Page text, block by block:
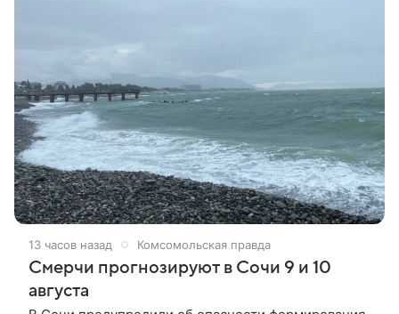
13 часов назад Комсомольская правда
Смерчи прогнозируют в Сочи 9 и 10
августа